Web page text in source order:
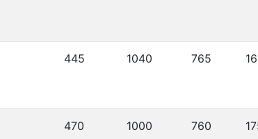
445 1040 765
470 1000 760